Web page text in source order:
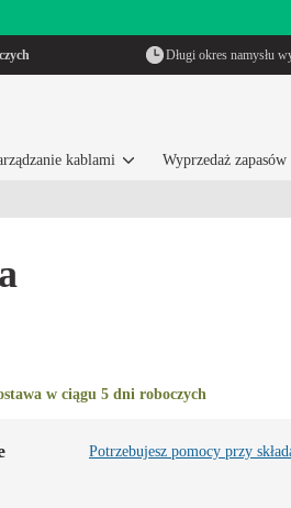
Długi okres namysłu
kablami Wyprzedaż zapasów
w ciągu 5 dni roboczych
Potrzebujesz pomocy przy